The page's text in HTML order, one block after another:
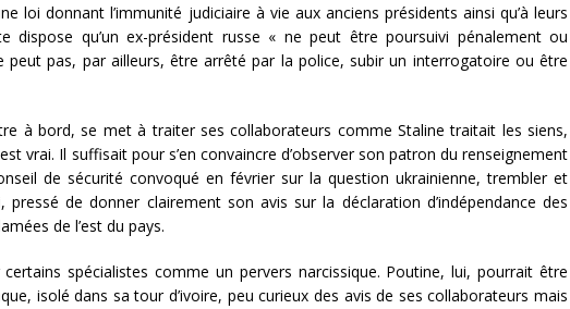
loi donnant l’immunité judiciaire à vie aux anciens présidents ainsi qu’à leurs
dispose qu’un ex-président russe « ne peut être poursuivi pénalement ou
peut pas, par ailleurs, être arrêté par la police, subir un interrogatoire ou être
à bord, se met à traiter ses collaborateurs comme Staline traitait les siens,
vrai. Il suffisait pour s’en convaincre d’observer son patron du renseignement
de sécurité convoqué en février sur la question ukrainienne, trembler et
pressé de donner clairement son avis sur la déclaration d’indépendance des
de l’est du pays.
spécialistes comme un pervers narcissique. Poutine, lui, pourrait être
isolé dans sa tour d’ivoire, peu curieux des avis de ses collaborateurs mais